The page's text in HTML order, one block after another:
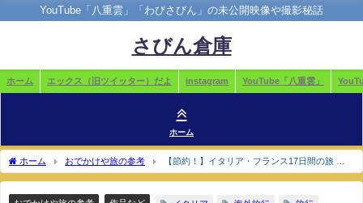
YouTube「八重雲」「わびさびん」の未公開映像や撮影秘話
さびん倉庫
ホーム エックス（旧ツイッター）だよ instagram YouTube「八重雲」
ホーム
ホーム おでかけや旅の参考
【節約！】イタリア・フランス17日間の旅 そ
の3